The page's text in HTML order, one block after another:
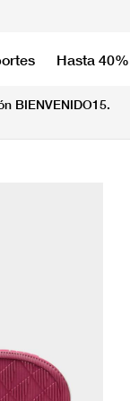
Hasta
BIENVENIDO15.